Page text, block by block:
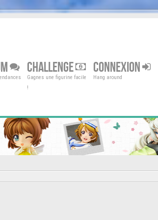
CHALLENGE
Gagnes une figurine facile
!
CONNEXION
Hang around